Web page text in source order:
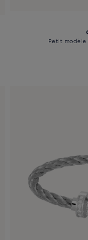
Petit modèle